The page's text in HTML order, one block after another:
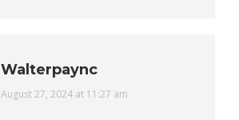
Walterpaync
says:
August 27, 2024 at 11:27 am